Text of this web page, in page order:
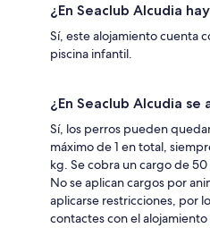
¿En Seaclub Alcudia
Sí, este alojamiento cuenta
piscina infantil.
¿En Seaclub Alcudia
Sí, los perros pueden
máximo de 1 en total,
kg. Se cobra un cargo de
No se aplican cargos por
aplicarse restricciones, por
contactes con el